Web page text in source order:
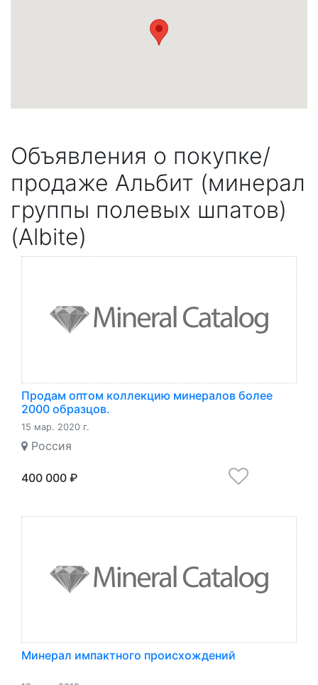
Объявления о покупке/
продаже Альбит (минерал
группы полевых шпатов)
(Albite)
Продам оптом коллекцию минералов более
2000 образцов.
15 мар. 2020 г.
Россия
400 000 ₽
Минерал импактного происхождений